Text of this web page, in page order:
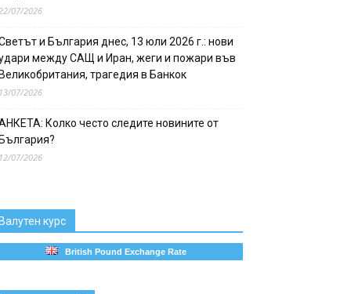
07/2026
и България днес, 13 юли 2026 г.: нови
между САЩ и Иран, жеги и пожари във
трагедия в Банкок
07/2026
Колко често следите новините от
07/2026
курс
British Pound Exchange Rate